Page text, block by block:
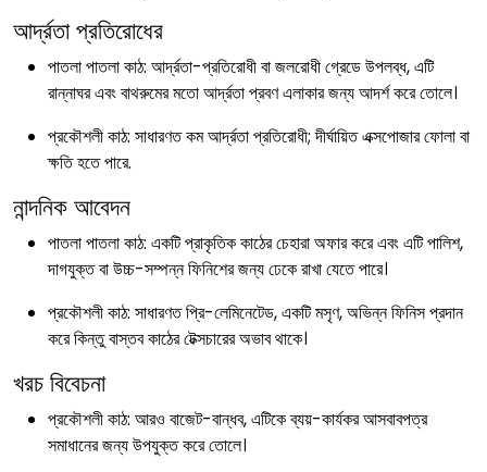
আর্দ্রতা প্রতিরোধের
পাতলা পাতলা কাঠ: আর্দ্রতা-প্রতিরোধী বা জলরোধী গ্রেডে উপলব্ধ, এটি
রান্নাঘর এবং বাথরুমের মতো আর্দ্রতা প্রবণ এলাকার জন্য আদর্শ করে তোলে।
প্রকৌশলী কাঠ: সাধারণত কম আর্দ্রতা প্রতিরোধী; দীর্ঘায়িত এক্সপোজার ফোলা বা
ক্ষতি হতে পারে.
নান্দনিক আবেদন
পাতলা পাতলা কাঠ: একটি প্রাকৃতিক কাঠের চেহারা অফার করে এবং এটি পালিশ,
দাগযুক্ত বা উচ্চ-সম্পন্ন ফিনিশের জন্য ঢেকে রাখা যেতে পারে।
প্রকৌশলী কাঠ: সাধারণত প্রি-লেমিনেটেড, একটি মসৃণ, অভিন্ন ফিনিস প্রদান
করে কিন্তু বাস্তব কাঠের টেক্সচারের অভাব থাকে।
খরচ বিবেচনা
প্রকৌশলী কাঠ: আরও বাজেট-বান্ধব, এটিকে ব্যয়-কার্যকর আসবাবপত্র
সমাধানের জন্য উপযুক্ত করে তোলে।